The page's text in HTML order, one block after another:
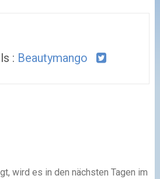
: Beautymango
wird es in den nächsten Tagen im